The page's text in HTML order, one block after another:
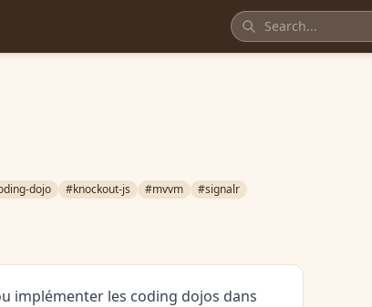
dojo #knockout-js #mvvm
#signalr
implémenter les coding dojos dans